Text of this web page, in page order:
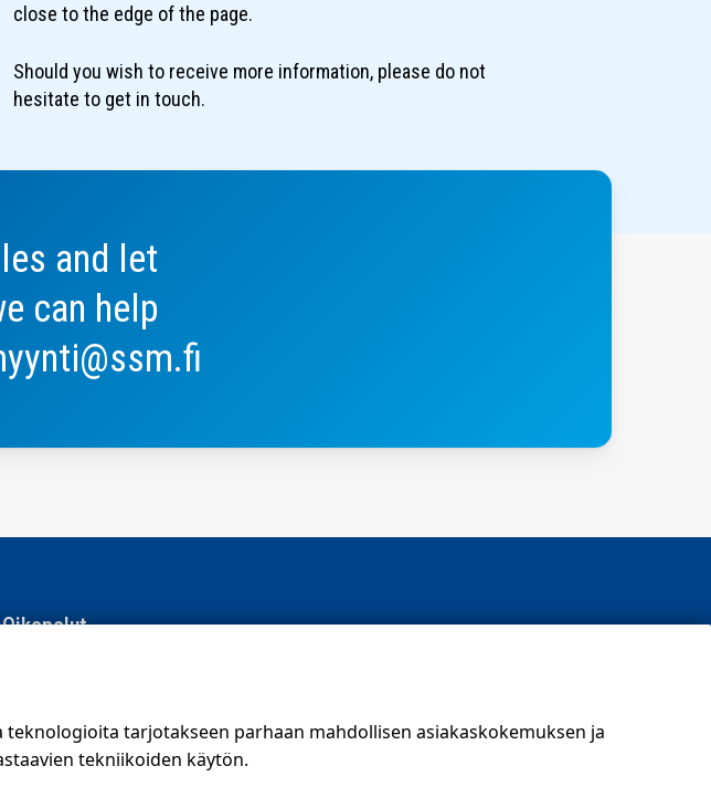
close to the edge of the page.
Should you wish to receive more information, please do not
hesitate to get in touch.
and let
can help
Oikopolut
Hae töitä
Blogi
tarjotakseen parhaan mahdollisen asiakaskokemuksen ja
tekniikoiden käytön.